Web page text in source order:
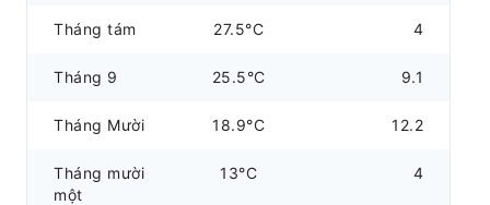
Tháng tám 27.5°C 4
Tháng 9 25.5°C 9.1
Tháng Mười 18.9°C 12.2
Tháng mười
một
13°C 4